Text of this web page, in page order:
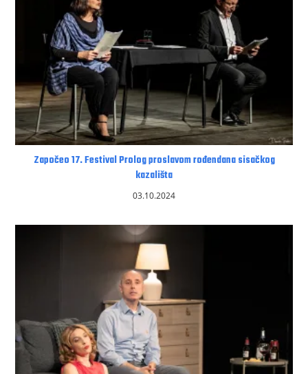
Započeo 17. Festival Prolog proslavom rođendana sisačkog
kazališta
03.10.2024